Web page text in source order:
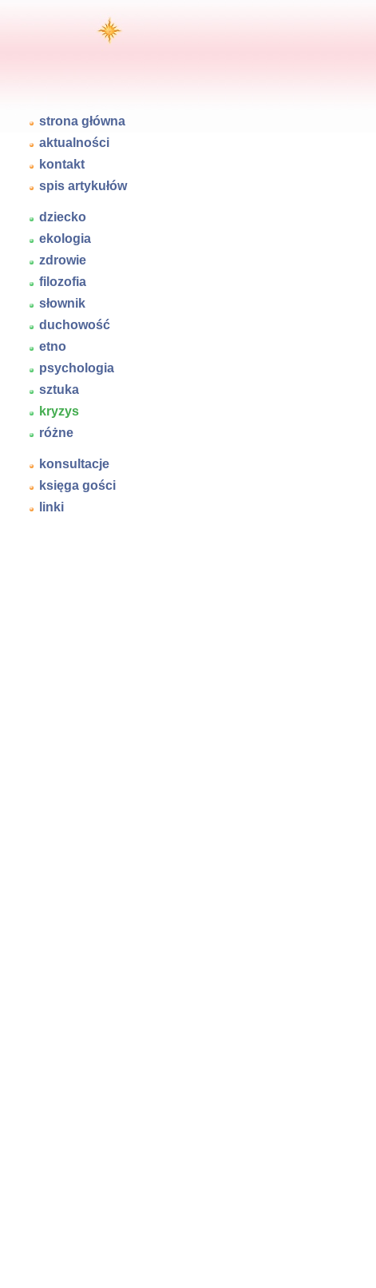
strona główna
aktualności
kontakt
spis artykułów
dziecko
ekologia
zdrowie
filozofia
słownik
duchowość
etno
psychologia
sztuka
kryzys
różne
konsultacje
księga gości
linki